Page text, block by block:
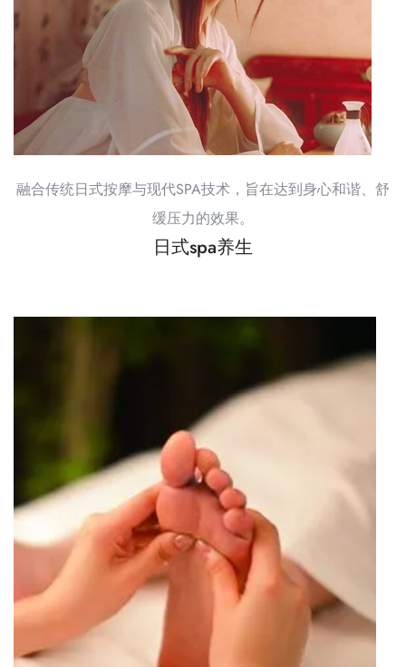
融合传统日式按摩与现代SPA技术，旨在达到身心和谐、舒
缓压力的效果。
日式spa养生